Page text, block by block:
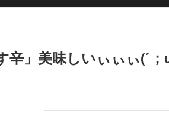
」美味しいぃぃぃ(´；